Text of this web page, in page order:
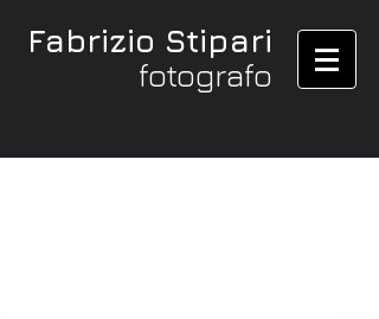
Fabrizio Stipari
fotografo